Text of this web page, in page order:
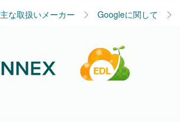
主な取扱いメーカー Googleに関して